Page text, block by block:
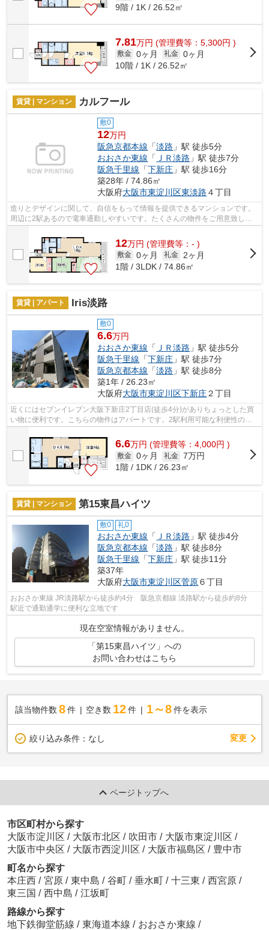
9階 / 1K / 26.52㎡
7.81万円 (管理費等：5,300円 )
敷金 0ヶ月 礼金 0ヶ月
10階 / 1K / 26.52㎡
賃貸 | マンション カルフール
敷0
12万円
阪急京都本線 「淡路 」駅 徒歩5分
おおさか東線 「 ＪＲ淡路 」駅 徒歩7分
阪急千里線 「下新庄 」駅 徒歩16分
築28年 / 74.86㎡
大阪府大阪市東淀川区東淡路 ４丁目
造りとデザインに関して、自信をもって情報を提供できるマンションです。
周辺に2駅あるので電車通勤しやすいです。たくさんの物件をご用意致しま
12万円 (管理費等：- )
敷金 0ヶ月 礼金
2ヶ月
1階 / 3LDK / 74.86㎡
賃貸 | アパート Iris淡路
敷0
6.6万円
おおさか東線 「 ＪＲ淡路 」駅 徒歩5分
阪急千里線 「下新庄 」駅 徒歩7分
阪急京都本線 「淡路 」駅 徒歩8分
築1年 / 26.23㎡
大阪府大阪市東淀川区下新庄２丁目
近くにはセブンイレブン大阪下新庄2丁目店(徒歩4分)がありちょっとした買
い物に便利です。こちらの物件はアパートです。2駅利用可能な利便性の高
6.6万円 (管理費等：4,000円 )
敷金 0ヶ月 礼金 7万円
1階 / 1DK / 26.23㎡
賃貸 | マンション 第15東昌ハイツ
敷0 礼0
おおさか東線 「 ＪＲ淡路 」駅 徒歩4分
阪急京都本線 「淡路 」駅 徒歩8分
阪急千里線 「下新庄 」駅 徒歩11分
築37年
大阪府大阪市東淀川区菅原６丁目
おおさか東線 JR淡路駅から徒歩約4分 阪急京都線 淡路駅から徒歩約8分
駅近で通勤通学に便利な立地です
現在空室情報がありません。
「第15東昌ハイツ」への
お問い合わせはこちら
該当物件数 8件 空き数 12 件 1～8 件を表示
絞り込み条件： なし 変更
ページトップへ
市区町村から探す
大阪市淀川区 / 大阪市北区 / 吹田市 / 大阪市東淀川区 /
大阪市中央区 / 大阪市西淀川区 / 大阪市福島区 / 豊中市
町名から探す
本庄西 / 宮原 / 東中島 / 谷町 / 垂水町 / 十三東 / 西宮原 /
東三国 / 西中島 / 江坂町
路線から探す
地下鉄御堂筋線 / 東海道本線 / おおさか東線 /